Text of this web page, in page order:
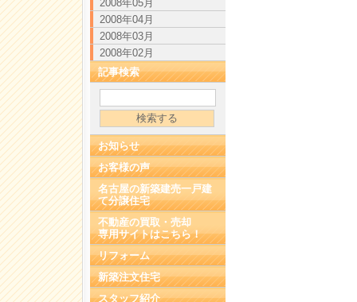
2008年05月
2008年04月
2008年03月
2008年02月
記事検索
お知らせ
お客様の声
名古屋の新築建売一戸建
て分譲住宅
不動産の買取・売却
専用サイトはこちら！
リフォーム
新築注文住宅
スタッフ紹介